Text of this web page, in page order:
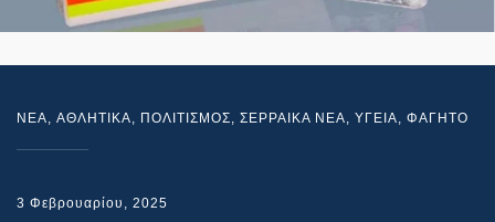
NEA, ΑΘΛΗΤΙΚΑ, ΠΟΛΙΤΙΣΜΟΣ, ΣΕΡΡΑΙΚΑ ΝΕΑ, ΥΓΕΙΑ, ΦΑΓΗΤΟ
3 Φεβρουαρίου, 2025